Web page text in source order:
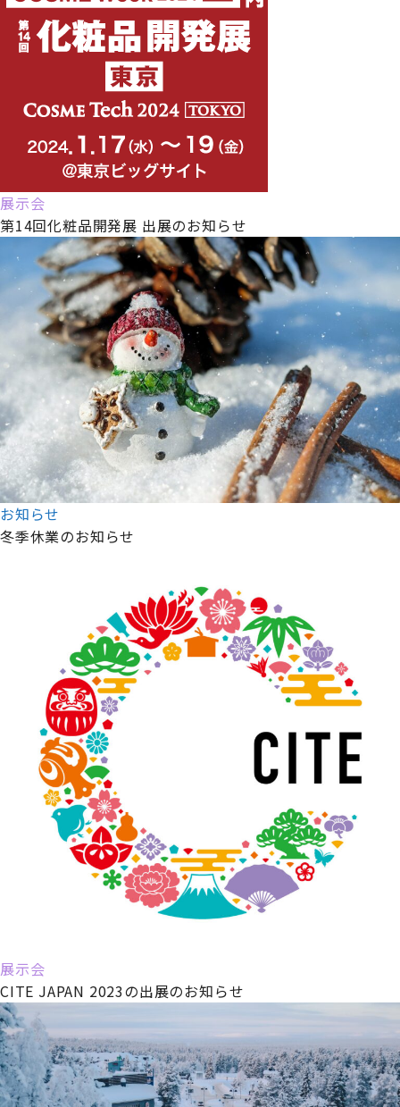
展示会
第14回化粧品開発展 出展のお知らせ
お知らせ
冬季休業のお知らせ
展示会
CITE JAPAN 2023の出展のお知らせ